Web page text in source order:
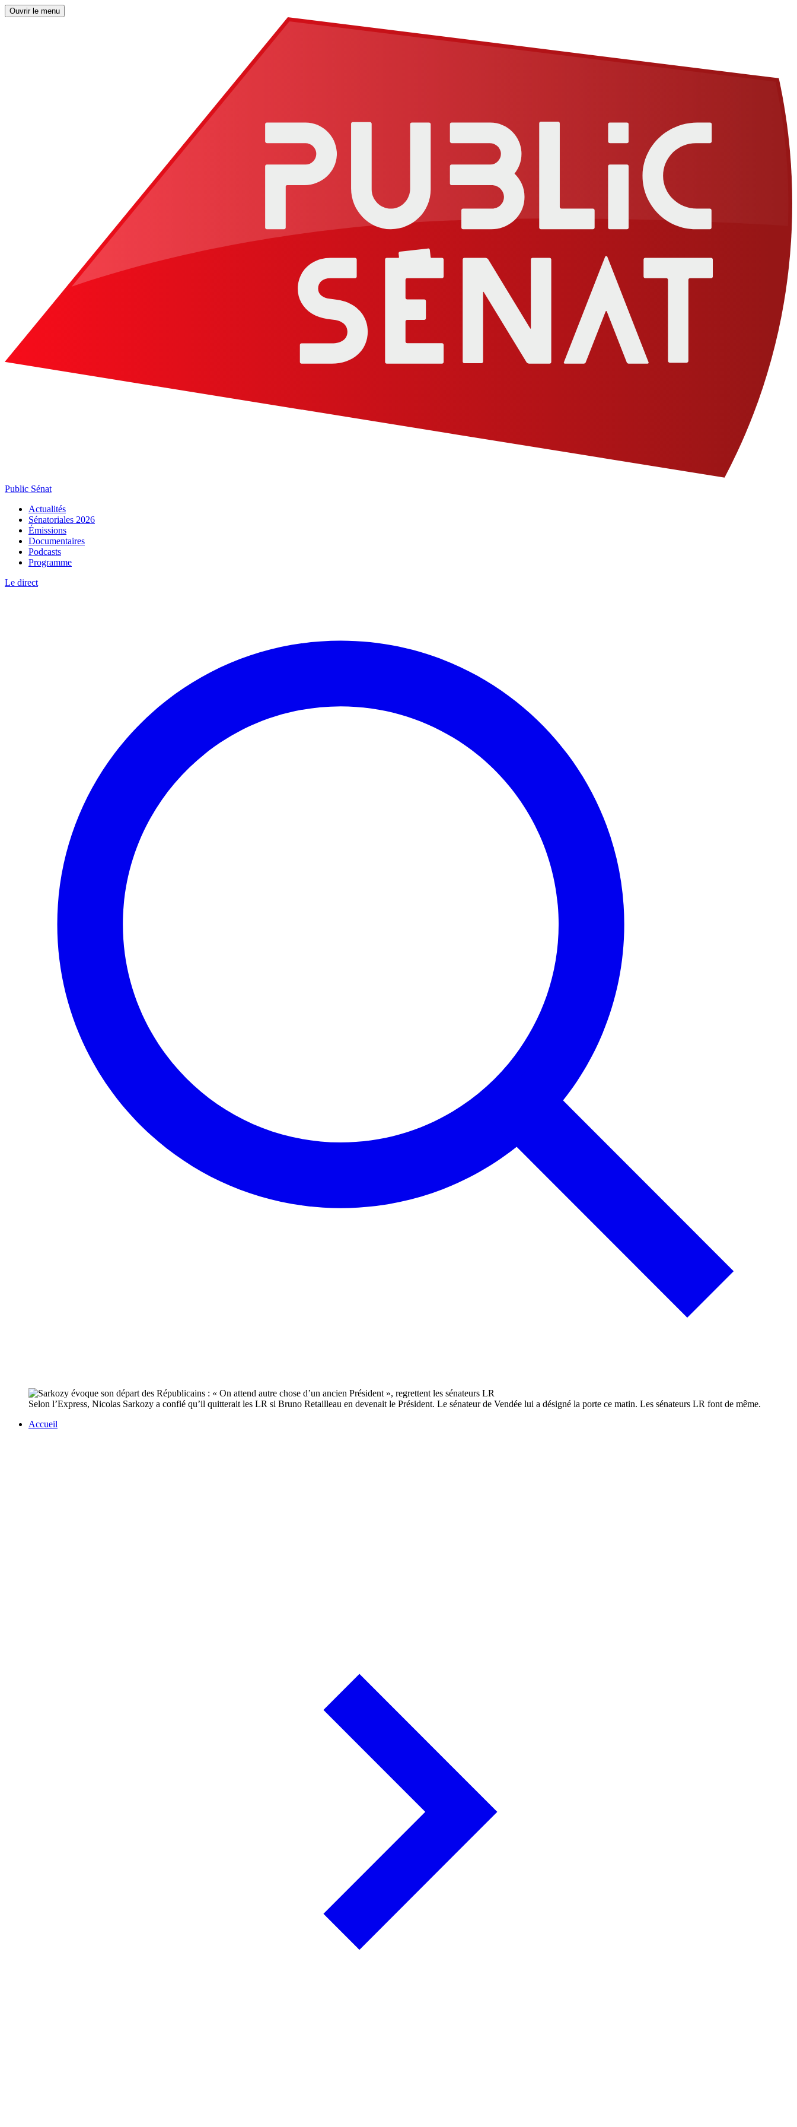
Ouvrir le menu
Public Sénat
Actualités
Sénatoriales 2026
Émissions
Documentaires
Podcasts
Programme
Le direct
Selon l’Express, Nicolas Sarkozy a confié qu’il quitterait les LR si Bruno Retailleau en devenait le Président. Le sénateur de Vendée lui a désigné la porte ce matin. Les sénateurs LR font de même.
Accueil